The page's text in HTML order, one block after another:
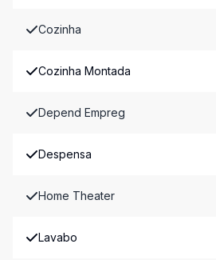
Cozinha
Cozinha Montada
Depend Empreg
Despensa
Home Theater
Lavabo